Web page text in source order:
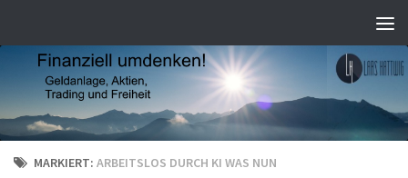
MARKIERT: ARBEITSLOS DURCH KI WAS NUN